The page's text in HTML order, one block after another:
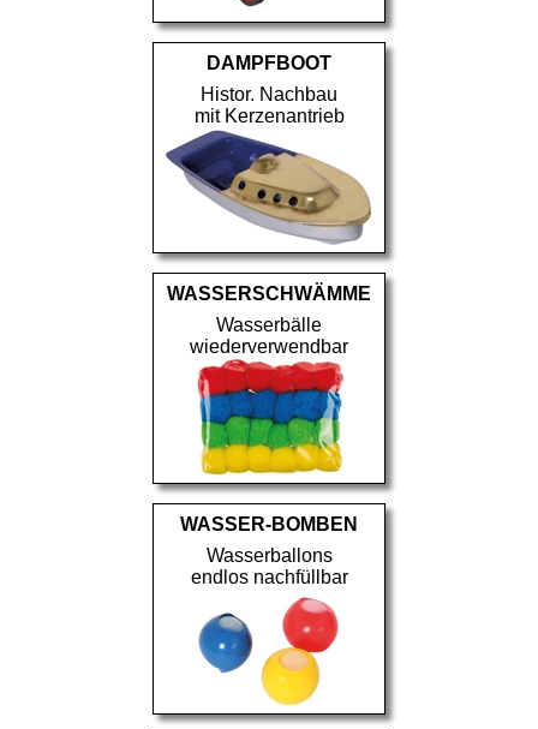
DAMPFBOOT
Histor. Nachbau
mit Kerzenantrieb
WASSERSCHWÄMME
Wasserbälle
wiederverwendbar
WASSER-BOMBEN
Wasserballons
endlos nachfüllbar